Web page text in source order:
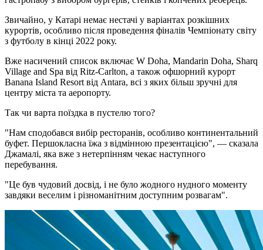
Звичайно, у Катарі немає нестачі у варіантах розкішних
курортів, особливо після проведення фіналів Чемпіонату світу
з футболу в кінці 2022 року.
Вже насичений список включає W Doha, Mandarin Doha, Sharq
Village and Spa від Ritz-Carlton, а також офшорний курорт
Banana Island Resort від Antara, всі з яких більш зручні для
центру міста та аеропорту.
Так чи варта поїздка в пустелю того?
"Нам сподобався вибір ресторанів, особливо континентальний
буфет. Першокласна їжа з відмінною презентацією", — сказала
Джамалі, яка вже з нетерпінням чекає наступного
перебування.
"Це був чудовий досвід, і не було жодного нудного моменту
завдяки веселим і різноманітним доступним розвагам".